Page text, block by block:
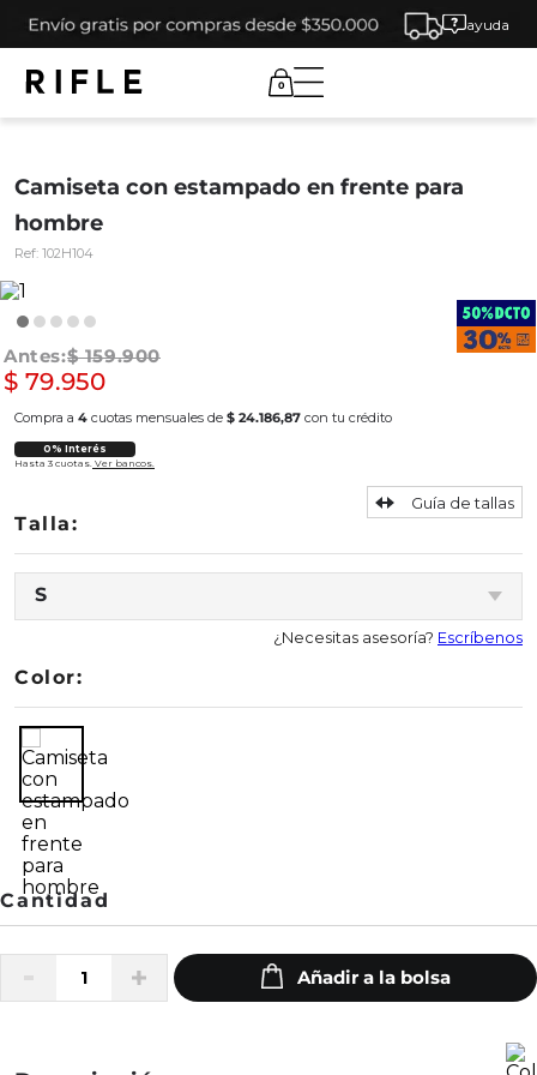
ayuda
0
Camiseta con estampado en frente para
hombre
Ref: 102H104
$ 159.900
$ 79.950
Compra a 4 cuotas mensuales de $ 24.186,87 con tu crédito
0% Interés
Hasta 3 cuotas. Ver bancos.
S
Guía de tallas
¿Necesitas asesoría? Escríbenos
Color: